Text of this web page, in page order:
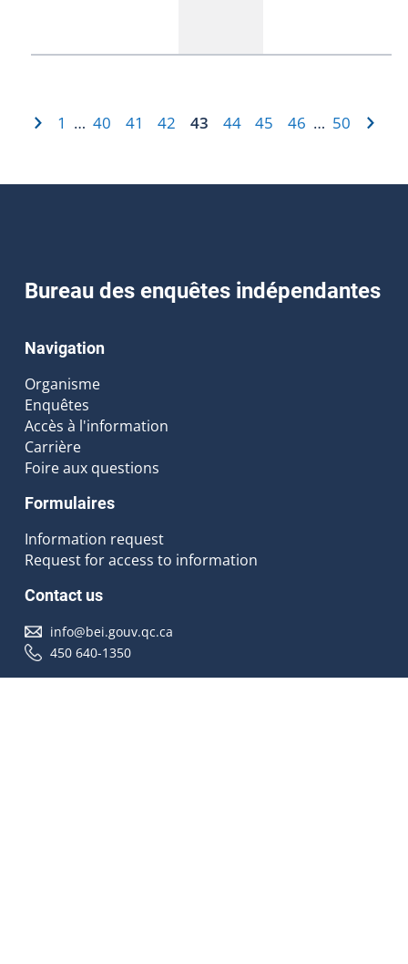
1 … 40 41 42 43 44 45 46 … 50
Bureau des enquêtes indépendantes
Navigation
Organisme
Enquêtes
Accès à l'information
Carrière
Foire aux questions
Formulaires
Information request
Request for access to information
Contact us
info@bei.gouv.qc.ca
450 640-1350